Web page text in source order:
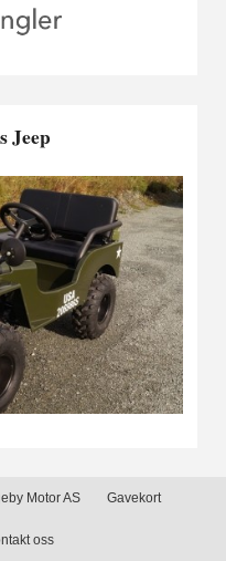
Jeep
Motor AS Gavekort
oss